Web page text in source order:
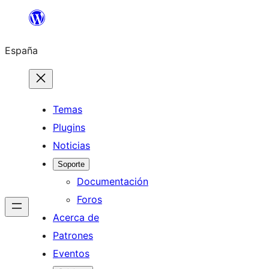
Saltar
contenido
España
Temas
Plugins
Noticias
Soporte
Documentación
Foros
Acerca de
Patrones
Eventos